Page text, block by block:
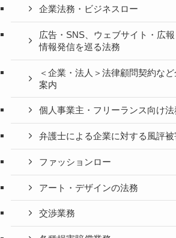
企業法務・ビジネスロー
広告・SNS、ウェブサイト・広
情報発信を巡る法務
＜企業・法人＞法律顧問契約な
案内
個人事業主・フリーランス向け法
弁護士による企業に対する風評
ファッションロー
アート・デザインの法務
交渉業務